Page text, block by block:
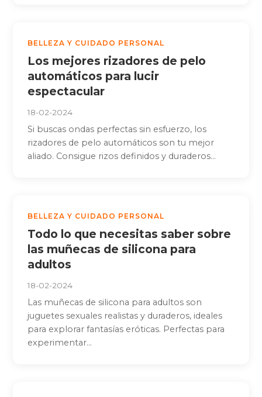
BELLEZA Y CUIDADO PERSONAL
Los mejores rizadores de pelo
automáticos para lucir
espectacular
18-02-2024
Si buscas ondas perfectas sin esfuerzo, los
rizadores de pelo automáticos son tu mejor
aliado. Consigue rizos definidos y duraderos...
BELLEZA Y CUIDADO PERSONAL
Todo lo que necesitas saber sobre
las muñecas de silicona para
adultos
18-02-2024
Las muñecas de silicona para adultos son
juguetes sexuales realistas y duraderos, ideales
para explorar fantasías eróticas. Perfectas para
experimentar...